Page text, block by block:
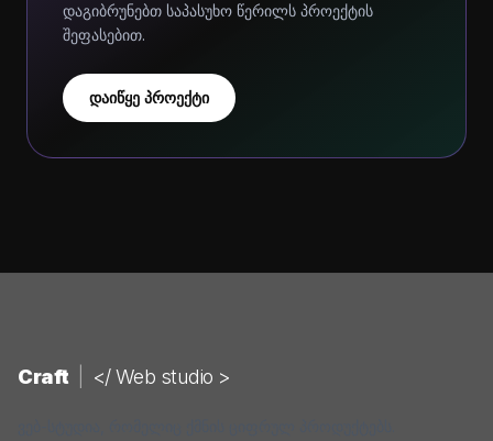
დაგიბრუნებთ საპასუხო წერილს პროექტის
შეფასებით.
დაიწყე პროექტი
Craft </ Web studio >